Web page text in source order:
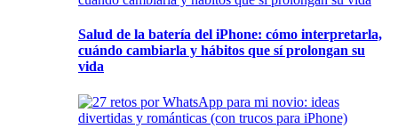
Salud de la batería del iPhone: cómo interpretarla,
cuándo cambiarla y hábitos que sí prolongan su
vida